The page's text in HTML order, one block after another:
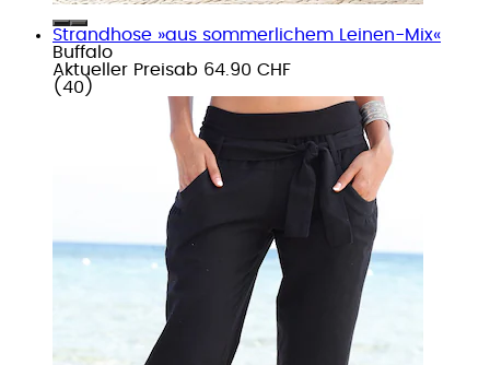
Strandhose »aus sommerlichem Leinen-Mix«
Buffalo
Aktueller Preisab 64.90 CHF
( 40 )